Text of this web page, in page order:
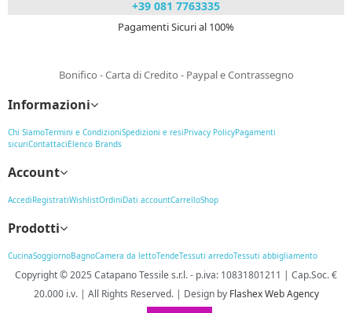
+39 081 7763335
Pagamenti Sicuri al 100%
Bonifico - Carta di Credito - Paypal e Contrassegno
Informazioni
Chi SiamoTermini e CondizioniSpedizioni e resiPrivacy PolicyPagamenti
sicuriContattaciElenco Brands
Account
AccediRegistratiWishlistOrdiniDati accountCarrelloShop
Prodotti
CucinaSoggiornoBagnoCamera da lettoTendeTessuti arredoTessuti abbigliamento
Copyright © 2025 Catapano Tessile s.r.l.- p.iva: 10831801211 | Cap.Soc. €
20.000 i.v. | All Rights Reserved. | Designby Flashex Web Agency